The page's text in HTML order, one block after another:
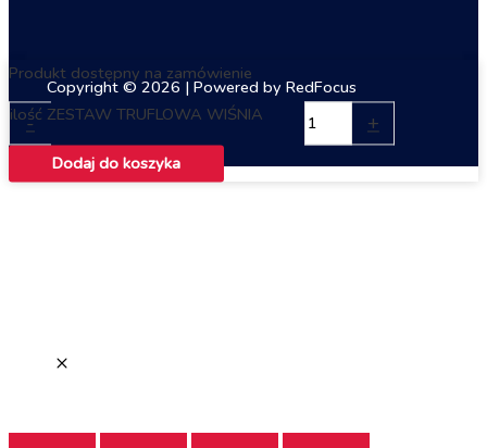
Copyright © 2026 | Powered by RedFocus
Produkt dostępny na zamówienie
-
ilość ZESTAW TRUFLOWA WIŚNIA +
Dodaj do koszyka